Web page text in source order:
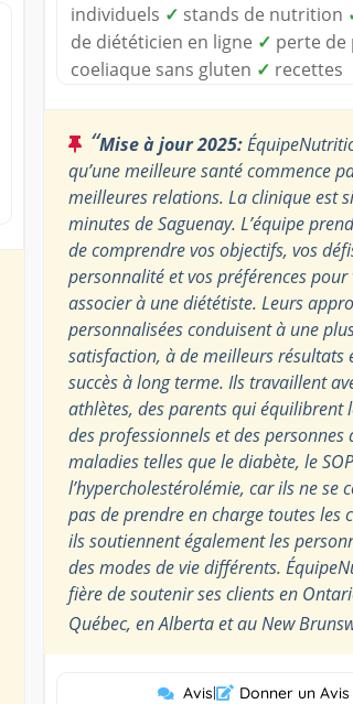
individuels ✓ stands de nutrition
de diététicien en ligne ✓ perte de
coeliaque sans gluten ✓ recettes
“Mise à jour 2025:
qu’une meilleure santé commence
meilleures relations. La clinique est
minutes de Saguenay. L’équipe
de comprendre vos objectifs, vos
personnalité et vos préférences pour
associer à une diététiste. Leurs
personnalisées conduisent à une
satisfaction, à de meilleurs résultats
succès à long terme. Ils travaillent
athlètes, des parents qui équilibrent
des professionnels et des personnes
maladies telles que le diabète, le
l’hypercholestérolémie, car ils ne se
pas de prendre en charge toutes les
ils soutiennent également les
des modes de vie différents.
fière de soutenir ses clients en
Québec, en Alberta et au New
Avis| Donner un Avis